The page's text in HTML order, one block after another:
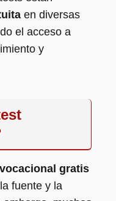
en diversas
el acceso a
y
gratis
fuente y la